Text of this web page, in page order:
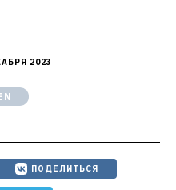
2023
ПОДЕЛИТЬСЯ